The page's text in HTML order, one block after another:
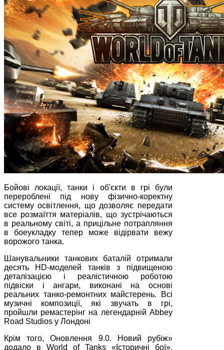
Бойові локації, танки і об'єкти в грі були
перероблені під нову фізично-коректну
систему освітлення, що дозволяє передати
все розмаїття матеріалів, що зустрічаються
в реальному світі, а прицільне потрапляння
в боеукладку тепер може відірвати вежу
ворожого танка.
Шанувальники танкових баталій отримали
десять HD-моделей танків з підвищеною
деталізацією і реалістичною роботою
підвіски і ангари, виконані на основі
реальних танко-ремонтних майстерень. Всі
музичні композиції, які звучать в грі,
пройшли ремастерінг на легендарній Abbey
Road Studios у Лондоні
Крім того, Оновлення 9.0. Новий рубіж»
додало в World of Tanks «Історичні бої».